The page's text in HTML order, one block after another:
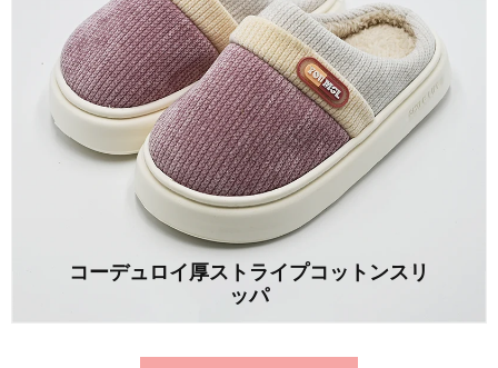
コーデュロイ厚ストライプコットンスリ
ッパ